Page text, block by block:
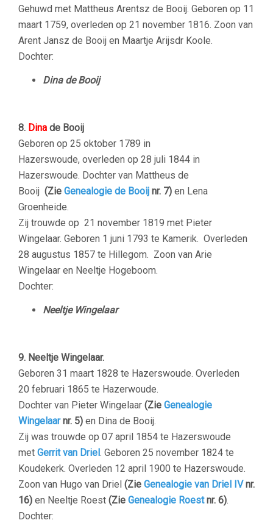
Gehuwd met Mattheus Arentsz de Booij. Geboren op 11
maart 1759, overleden op 21 november 1816. Zoon van
Arent Jansz de Booij en Maartje Arijsdr Koole.
Dochter:
Dina de Booij
8. Dina de Booij
Geboren op 25 oktober 1789 in
Hazerswoude, overleden op 28 juli 1844 in
Hazerswoude. Dochter van Mattheus de
Booij (Zie Genealogie de Booij nr. 7) en Lena
Groenheide.
Zij trouwde op 21 november 1819 met Pieter
Wingelaar. Geboren 1 juni 1793 te Kamerik. Overleden
28 augustus 1857 te Hillegom. Zoon van Arie
Wingelaar en Neeltje Hogeboom.
Dochter:
Neeltje Wingelaar
9. Neeltje Wingelaar.
Geboren 31 maart 1828 te Hazerswoude. Overleden
20 februari 1865 te Hazerwoude.
Dochter van Pieter Wingelaar (Zie Genealogie
Wingelaarnr. 5) en Dina de Booij.
Zij was trouwde op 07 april 1854 te Hazerswoude
met Gerrit van Driel. Geboren 25 november 1824 te
Koudekerk. Overleden 12 april 1900 te Hazerswoude.
Zoon van Hugo van Driel (Zie Genealogie van Driel IVnr.
16) en Neeltje Roest (Zie Genealogie Roestnr. 6).
Dochter: